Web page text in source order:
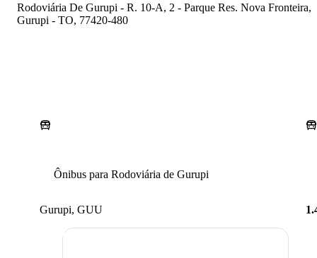
Rodoviária De Gurupi - R. 10-A, 2 - Parque Res. Nova Fronteira,
Gurupi - TO, 77420-480
Ônibus para Rodoviária de Gurupi
Gurupi, GUU